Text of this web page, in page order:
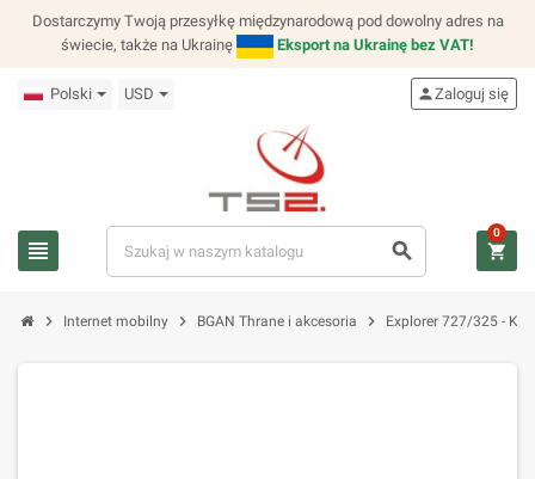
Dostarczymy Twoją przesyłkę międzynarodową pod dowolny adres na
świecie, także na Ukrainę
Eksport na Ukrainę bez VAT!
Polski USD
view_headline search
personZaloguj się
shopping_cart
0
chevron_right Internet mobilny chevron_right BGAN Thrane i akcesoria chevron_right Explorer 727/325 -